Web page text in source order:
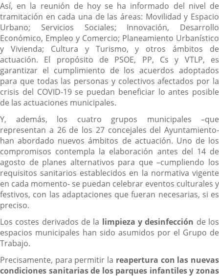
Así, en la reunión de hoy se ha informado del nivel de
tramitación en cada una de las áreas: Movilidad y Espacio
Urbano; Servicios Sociales; Innovación, Desarrollo
Económico, Empleo y Comercio; Planeamiento Urbanístico
y Vivienda; Cultura y Turismo, y otros ámbitos de
actuación. El propósito de PSOE, PP, Cs y VTLP, es
garantizar el cumplimiento de los acuerdos adoptados
para que todas las personas y colectivos afectados por la
crisis del COVID-19 se puedan beneficiar lo antes posible
de las actuaciones municipales.
Y, además, los cuatro grupos municipales –que
representan a 26 de los 27 concejales del Ayuntamiento-
han abordado nuevos ámbitos de actuación. Uno de los
compromisos contempla la elaboración antes del 14 de
agosto de planes alternativos para que –cumpliendo los
requisitos sanitarios establecidos en la normativa vigente
en cada momento- se puedan celebrar eventos culturales y
festivos, con las adaptaciones que fueran necesarias, si es
preciso.
Los costes derivados de la limpieza y desinfección de los
espacios municipales han sido asumidos por el Grupo de
Trabajo.
Precisamente, para permitir la reapertura con las nuevas
condiciones sanitarias de los parques infantiles y zonas